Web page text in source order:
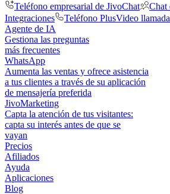
Teléfono empresarial de JivoChat
Chat
Integraciones
Teléfono PlusVideo
Agente de IA
Gestiona las preguntas
más frecuentes
WhatsApp
Aumenta las ventas y ofrece asistencia
a tus clientes a través de su aplicación
de mensajería preferida
JivoMarketing
Capta la atención de tus visitantes:
capta su interés antes de que se
vayan
Precios
Afiliados
Ayuda
Aplicaciones
Blog